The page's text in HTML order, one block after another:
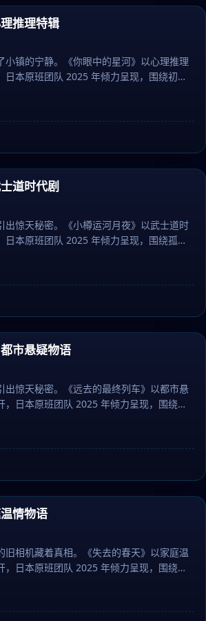
推理特辑
小镇的宁静。《你眼中的星河》以心理推理
日本原班团队 2025 年倾力呈现，围绕初
进，作为悬疑题材，剧情兼具张力与人文厚
整版日本电视剧免费在线观看。
99:47
道时代剧
出惊天秘密。《小樽运河月夜》以武士道时
日本原班团队 2025 年倾力呈现，围绕孤
进，作为科幻题材，故事走向出人意料、结
清完整版日本电视剧免费在线观看。
43:26
市悬疑物语
出惊天秘密。《远去的最终列车》以都市悬
，日本原班团队 2025 年倾力呈现，围绕抉
进，作为犯罪题材，节奏张弛有度、伏笔环
清完整版日本电视剧免费在线观看。
55:58
情物语
旧相机藏着真相。《失去的春天》以家庭温
，日本原班团队 2025 年倾力呈现，围绕亲
进，作为战争题材，故事走向出人意料、结
清完整版日本电视剧免费在线观看。